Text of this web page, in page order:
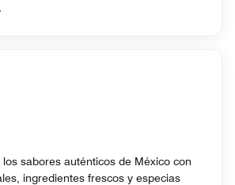
sabores auténticos de México con
ingredientes frescos y especias